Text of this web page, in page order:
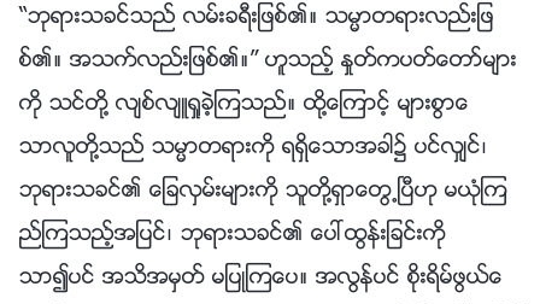
“ဘုရားသခင္သည္ လမ္းခရီးျဖစ္၏။ သမၼာတရားလည္းျဖ
စ္၏။ အသက္လည္းျဖစ္၏။” ဟူသည့္ ႏႈတ္ကပတ္ေတာ္မ်ား
ကို သင္တို႔ လ်စ္လ်ဴရႈခဲ့ၾကသည္။ ထို႔ေၾကာင့္ မ်ားစြာေ
သာလူတို႔သည္ သမၼာတရားကို ရရွိေသာအခါ၌ ပင္လွ်င္၊
ဘုရားသခင္၏ ေျခလွမ္းမ်ားကို သူတို႔ရွာေတြ႕ၿပီဟု မယုံၾက
ည္ၾကသည့္အျပင္၊ ဘုရားသခင္၏ ေပၚထြန္းျခင္းကို
သာ၍ပင္ အသိအမွတ္ မျပဳၾကေပ။ အလြန္ပင္ စိုးရိမ္ဖြယ္ေ